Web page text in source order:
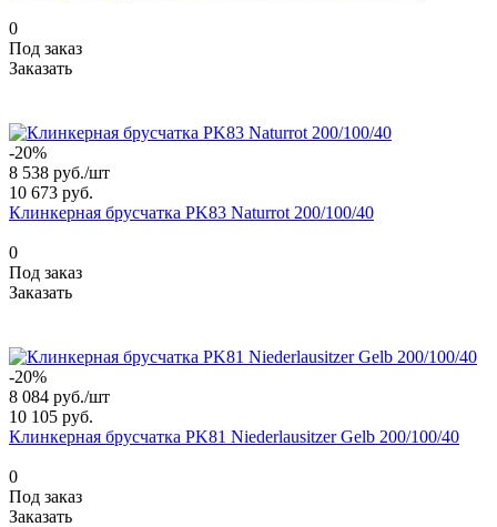
0
Под заказ
Заказать
-20%
8 538 руб./шт
10 673 руб.
Клинкерная брусчатка PK83 Naturrot 200/100/40
0
Под заказ
Заказать
-20%
8 084 руб./шт
10 105 руб.
Клинкерная брусчатка PK81 Niederlausitzer Gelb 200/100/40
0
Под заказ
Заказать